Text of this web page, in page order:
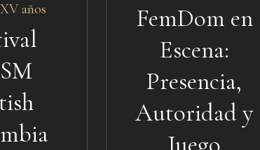
años
FemDom en
Escena:
Presencia,
Autoridad y